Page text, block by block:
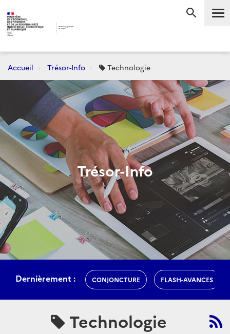
Accueil Trésor-Info Technologie
Trésor-Info
Dernièrement : CONJONCTURE FLASH-AVANCES
Technologie